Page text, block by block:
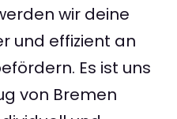
wir deine
und effizient an
Es ist uns
von Bremen